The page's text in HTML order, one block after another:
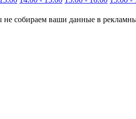
собираем ваши данные в